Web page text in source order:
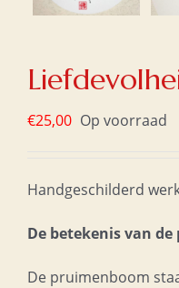
€25,00 Op voorraad
Handgeschilderd
De betekenis van
De pruimenboom